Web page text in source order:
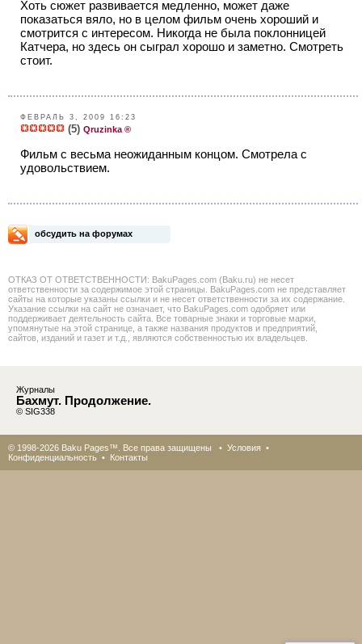
Хоть сюжет развивается медленно, может даже
показаться вяло, но в целом фильм очень хороший и
смотрится с интересом. Никогда не была поклонницей
Катчера, но здесь он сыграл хорошо и заметно. Смотреть
стоит.
ФЕВРАЛЬ 3, 2009 16:23
(5) Qruzinka ®
Фильм с весьма неожиданным концом. Смотрела с
удовольствием.
обсудить на форумах
ОТКАЗ ОТ ОТВЕТСТВЕННОСТИ: BakuPages.com (Baku.ru) не несет
ответственности за содержимое этой страницы. BakuPages.com не представляет
сайты на которые указаны ссылки и не несет ответственности за их содержание.
Указание ссылки на сайт не означает, что BakuPages.com одобряет или
поддерживает деятельность сайта. Все товарные знаки и торговые марки,
упомянутые на этой странице, а также названия продуктов и предприятий,
сайтов, изданий и газет и т.д., являются собственностью их владельцев.
Журналы
Бахмут. Продолжение.
© SIG338
© 1998-2026 Baku Pages™. Все права защищены • Условия •
Конфиденциальность • Контакты